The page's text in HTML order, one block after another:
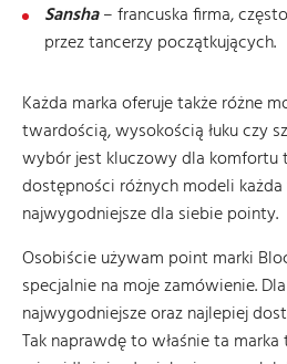
Sansha– francuska firma,
przez tancerzy początkujących.
Każda marka oferuje także różne
twardością, wysokością łuku czy
wybór jest kluczowy dla komfortu
dostępności różnych modeli
najwygodniejsze dla siebie pointy.
Osobiście używam point marki
specjalnie na moje zamówienie.
najwygodniejsze oraz najlepiej
Tak naprawdę to właśnie ta marka